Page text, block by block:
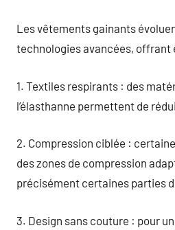
Les vêtements gainants
technologies avancées, offrant
1. Textiles respirants : des
l’élasthanne permettent de
2. Compression ciblée :
des zones de compression
précisément certaines parties
3. Design sans couture : pour